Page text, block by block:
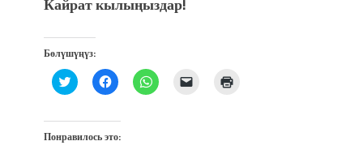
Бөлүшүңүз:
Нажмите,
чтобы
Twitter
(Открывается
в
Нажмите,
чтобы
Facebook
(Открывается
в
Нажмите,
чтобы
Послать
ссылку
Понравилось это: